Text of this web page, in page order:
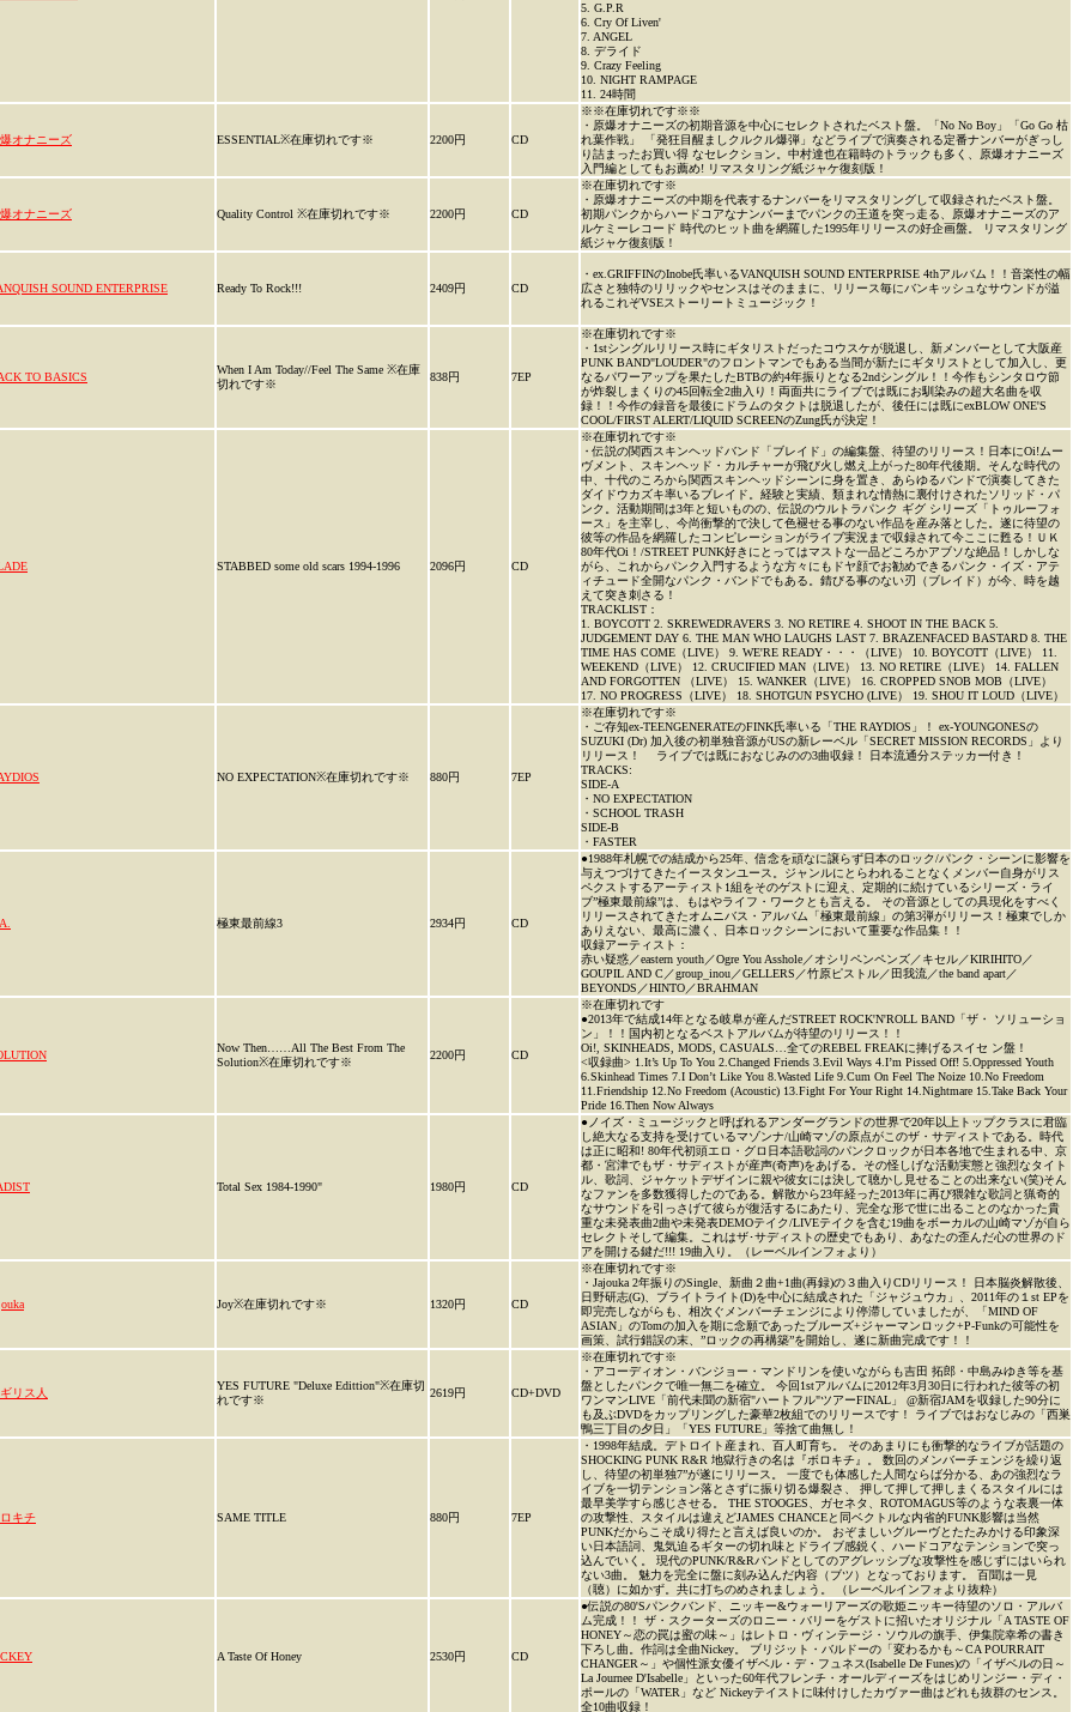
5. G.P.R
6. Cry Of Liven'
7. ANGEL
8. デライド
9. Crazy Feeling
10. NIGHT RAMPAGE
11. 24時間
オナニーズ ESSENTIAL※在庫切れです※ 2200円 CD
※※在庫切れです※※
・原爆オナニーズの初期音源を中心にセレクトされたベスト盤。「No No Boy」「Go Go 枯
れ葉作戦」 「発狂目醒ましクルクル爆弾」などライブで演奏される定番ナンバーがぎっし
り詰まったお買い得 なセレクション。中村達也在籍時のトラックも多く、原爆オナニーズ
入門編としてもお薦め! リマスタリング紙ジャケ復刻版！
オナニーズ Quality Control ※在庫切れです※ 2200円 CD
※在庫切れです※
・原爆オナニーズの中期を代表するナンバーをリマスタリングして収録されたベスト盤。
初期パンクからハードコアなナンバーまでパンクの王道を突っ走る、原爆オナニーズのア
ルケミーレコード 時代のヒット曲を網羅した1995年リリースの好企画盤。 リマスタリング
紙ジャケ復刻版！
SOUND ENTERPRISE Ready To Rock!!! 2409円 CD
・ex.GRIFFINのInobe氏率いるVANQUISH SOUND ENTERPRISE 4thアルバム！！音楽性の幅
広さと独特のリリックやセンスはそのままに、リリース毎にバンキッシュなサウンドが溢
れるこれぞVSEストーリートミュージック！
TO BASICS
When I Am Today//Feel The Same ※在庫
切れです※
838円 7EP
※在庫切れです※
・1stシングルリリース時にギタリストだったコウスケが脱退し、新メンバーとして大阪産
PUNK BAND"LOUDER"のフロントマンでもある当間が新たにギタリストとして加入し、更
なるパワーアップを果たしたBTBの約4年振りとなる2ndシングル！！今作もシンタロウ節
が炸裂しまくりの45回転全2曲入り！両面共にライブでは既にお馴染みの超大名曲を収
録！！今作の録音を最後にドラムのタクトは脱退したが、後任には既にexBLOW ONE'S
COOL/FIRST ALERT/LIQUID SCREENのZung氏が決定！
STABBED some old scars 1994-1996 2096円 CD
※在庫切れです※
・伝説の関西スキンヘッドバンド「ブレイド」の編集盤、待望のリリース！日本にOi!ムー
ヴメント、スキンヘッド・カルチャーが飛び火し燃え上がった80年代後期。そんな時代の
中、十代のころから関西スキンヘッドシーンに身を置き、あらゆるバンドで演奏してきた
ダイドウカズキ率いるブレイド。経験と実績、類まれな情熱に裏付けされたソリッド・パ
ンク。活動期間は3年と短いものの、伝説のウルトラパンク ギグ シリーズ「トゥルーフォ
ース」を主宰し、今尚衝撃的で決して色褪せる事のない作品を産み落とした。遂に待望の
彼等の作品を網羅したコンピレーションがライブ実況まで収録されて今ここに甦る！ＵＫ
80年代Oi！/STREET PUNK好きにとってはマストな一品どころかアブソな絶品！しかしな
がら、これからパンク入門するような方々にもドヤ顔でお勧めできるパンク・イズ・アテ
ィチュード全開なパンク・バンドでもある。錆びる事のない刃（ブレイド）が今、時を越
えて突き刺さる！
TRACKLIST：
1. BOYCOTT 2. SKREWEDRAVERS 3. NO RETIRE 4. SHOOT IN THE BACK 5.
JUDGEMENT DAY 6. THE MAN WHO LAUGHS LAST 7. BRAZENFACED BASTARD 8. THE
TIME HAS COME（LIVE） 9. WE'RE READY・・・（LIVE） 10. BOYCOTT（LIVE） 11.
WEEKEND（LIVE） 12. CRUCIFIED MAN（LIVE） 13. NO RETIRE（LIVE） 14. FALLEN
AND FORGOTTEN （LIVE） 15. WANKER（LIVE） 16. CROPPED SNOB MOB（LIVE）
17. NO PROGRESS（LIVE） 18. SHOTGUN PSYCHO (LIVE） 19. SHOU IT LOUD（LIVE）
NO EXPECTATION※在庫切れです※ 880円 7EP
※在庫切れです※
・ご存知ex-TEENGENERATEのFINK氏率いる「THE RAYDIOS」！ ex-YOUNGONESの
SUZUKI (Dr) 加入後の初単独音源がUSの新レーベル「SECRET MISSION RECORDS」より
リリース！ ライブでは既におなじみのの3曲収録！ 日本流通分ステッカー付き！
TRACKS:
SIDE-A
・NO EXPECTATION
・SCHOOL TRASH
SIDE-B
・FASTER
極東最前線3 2934円 CD
●1988年札幌での結成から25年、信念を頑なに譲らず日本のロック/パンク・シーンに影響を
与えつづけてきたイースタンユース。ジャンルにとらわれることなくメンバー自身がリス
ペクストするアーティスト1組をそのゲストに迎え、定期的に続けているシリーズ・ライ
ブ”極東最前線”は、もはやライフ・ワークとも言える。 その音源としての具現化をすべく
リリースされてきたオムニバス・アルバム「極東最前線」の第3弾がリリース！極東でしか
ありえない、最高に濃く、日本ロックシーンにおいて重要な作品集！！
収録アーティスト：
赤い疑惑／eastern youth／Ogre You Asshole／オシリペンペンズ／キセル／KIRIHITO／
GOUPIL AND C／group_inou／GELLERS／竹原ピストル／田我流／the band apart／
BEYONDS／HINTO／BRAHMAN
Now Then……All The Best From The
Solution※在庫切れです※
2200円 CD
※在庫切れです
●2013年で結成14年となる岐阜が産んだSTREET ROCK'N'ROLL BAND「ザ・ ソリューショ
ン」！！国内初となるベストアルバムが待望のリリース！！
Oi!, SKINHEADS, MODS, CASUALS…全てのREBEL FREAKに捧げるスイセ ン盤！
<収録曲> 1.It’s Up To You 2.Changed Friends 3.Evil Ways 4.I’m Pissed Off! 5.Oppressed Youth
6.Skinhead Times 7.I Don’t Like You 8.Wasted Life 9.Cum On Feel The Noize 10.No Freedom
11.Friendship 12.No Freedom (Acoustic) 13.Fight For Your Right 14.Nightmare 15.Take Back Your
Pride 16.Then Now Always
Total Sex 1984-1990" 1980円 CD
●ノイズ・ミュージックと呼ばれるアンダーグランドの世界で20年以上トップクラスに君臨
し絶大なる支持を受けているマゾンナ/山崎マゾの原点がこのザ・サディストである。時代
は正に昭和! 80年代初頭エロ・グロ日本語歌詞のパンクロックが日本各地で生まれる中、京
都・宮津でもザ・サディストが産声(奇声)をあげる。その怪しげな活動実態と強烈なタイト
ル、歌詞、ジャケットデザインに親や彼女には決して聴かし見せることの出来ない(笑)そん
なファンを多数獲得したのである。解散から23年経った2013年に再び猥雑な歌詞と猟奇的
なサウンドを引っさげて彼らが復活するにあたり、完全な形で世に出ることのなかった貴
重な未発表曲2曲や未発表DEMOテイク/LIVEテイクを含む19曲をボーカルの山崎マゾが自ら
セレクトそして編集。これはザ･サディストの歴史でもあり、あなたの歪んだ心の世界のド
アを開ける鍵だ!!! 19曲入り。（レーベルインフォより）
Joy※在庫切れです※ 1320円 CD
※在庫切れです※
・Jajouka 2年振りのSingle、新曲２曲+1曲(再録)の３曲入りCDリリース！ 日本脳炎解散後、
日野研志(G)、ブライトライト(D)を中心に結成された「ジャジュウカ」、2011年の１st EPを
即完売しながらも、相次ぐメンバーチェンジにより停滞していましたが、「MIND OF
ASIAN」のTomの加入を期に念願であったブルーズ+ジャーマンロック+P-Funkの可能性を
画策、試行錯誤の末、”ロックの再構築”を開始し、遂に新曲完成です！！
リス人
YES FUTURE "Deluxe Edittion"※在庫切
れです※
2619円 CD+DVD
※在庫切れです※
・アコーディオン・バンジョー・マンドリンを使いながらも吉田 拓郎・中島みゆき等を基
盤としたパンクで唯一無二を確立。 今回1stアルバムに2012年3月30日に行われた彼等の初
ワンマンLIVE「前代未聞の新宿"ハートフル"ツアーFINAL」 @新宿JAMを収録した90分に
も及ぶDVDをカップリングした豪華2枚組でのリリースです！ ライブではおなじみの「西巣
鴨三丁目の夕日」「YES FUTURE」等捨て曲無し！
キチ SAME TITLE 880円 7EP
・1998年結成。デトロイト産まれ、百人町育ち。 そのあまりにも衝撃的なライブが話題の
SHOCKING PUNK R&R 地獄行きの名は『ボロキチ』。 数回のメンバーチェンジを繰り返
し、待望の初単独7”が遂にリリース。 一度でも体感した人間ならば分かる、あの強烈なラ
イブを一切テンション落とさずに振り切る爆裂さ、 押して押して押しまくるスタイルには
最早美学すら感じさせる。 THE STOOGES、ガセネタ、ROTOMAGUS等のような表裏一体
の攻撃性、スタイルは違えどJAMES CHANCEと同ベクトルな内省的FUNK影響は当然
PUNKだからこそ成り得たと言えば良いのか。 おぞましいグルーヴとたたみかける印象深
い日本語詞、鬼気迫るギターの切れ味とドライブ感鋭く、ハードコアなテンションで突っ
込んでいく。 現代のPUNK/R&Rバンドとしてのアグレッシブな攻撃性を感じずにはいられ
ない3曲。 魅力を完全に盤に刻み込んだ内容（ブツ）となっております。 百聞は一見
（聴）に如かず。共に打ちのめされましょう。 （レーベルインフォより抜粋）
A Taste Of Honey 2530円 CD
●伝説の80'Sパンクバンド、ニッキー&ウォーリアーズの歌姫ニッキー待望のソロ・アルバ
ム完成！！ ザ・スクーターズのロニー・バリーをゲストに招いたオリジナル「A TASTE OF
HONEY～恋の罠は蜜の味～」はレトロ・ヴィンテージ・ソウルの旗手、伊集院幸希の書き
下ろし曲。作詞は全曲Nickey。 ブリジット・バルドーの「変わるかも～CA POURRAIT
CHANGER～」や個性派女優イザベル・デ・フュネス(Isabelle De Funes)の「イザベルの日～
La Journee D'Isabelle」といった60年代フレンチ・オールディーズをはじめリンジー・ディ・
ポールの「WATER」など Nickeyテイストに味付けしたカヴァー曲はどれも抜群のセンス。
全10曲収録！